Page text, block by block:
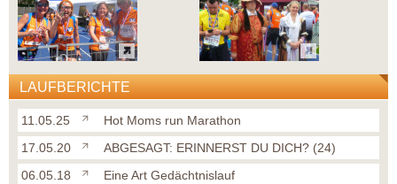
LAUFBERICHTE
11.05.25
Hot Moms run Marathon
17.05.20
ABGESAGT: ERINNERST DU DICH? (24)
06.05.18
Eine Art Gedächtnislauf